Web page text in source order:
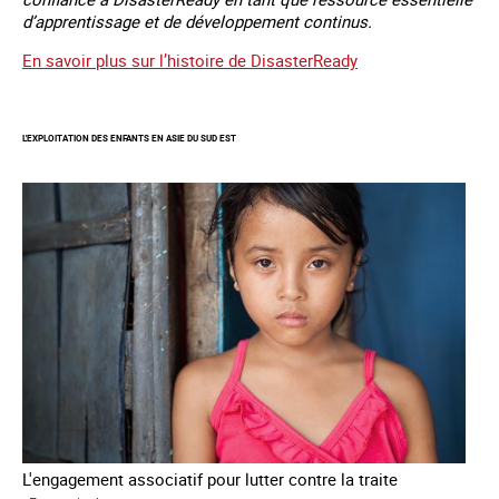
d’apprentissage et de développement continus.
En savoir plus sur l’histoire de DisasterReady
L'EXPLOITATION DES ENFANTS EN ASIE DU SUD EST
L'engagement associatif pour lutter contre la traite